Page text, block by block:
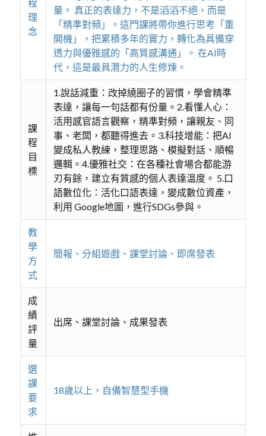
程
理
念
量。 真正的表達力，不是滔滔不絕，而是
「精準對頻」。這門課將帶你進行思考「重
開機」，把累積多年的實力，轉化為具備穿
透力與優雅感的「高質感溝通」。 在AI時
代，這是最具潛力的人生修煉。
課
程
目
標
1.說話減重：改掉繞圈子的習慣，學會精準
表達，讓每一句話都有份量。2.看懂人心：
活用感官語言觀察，精準對頻，讓親友、同
事、老闆，都聽得進去。3.科技增能：把AI
變成私人教練，整理思路、模擬對話、順暢
邏輯。4.優雅社交：在各種社會場合都能游
刃有餘，建立有質感的個人表達温度。 5.口
語數位化：活化口語表達，變成數位資產，
利用 Google地圖，進行SDGs參與。
教
學
方
式
簡報、分組遊戲、課堂討論、即席發表
成
績
評
量
出席、課堂討論、成果發表
選
課
要
求
18歲以上，自備智慧型手機